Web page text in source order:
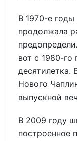
В 1970-е
продолжала
вот с 1980-го
десятилетка.
Нового
выпускной
В 2009 году
построенное